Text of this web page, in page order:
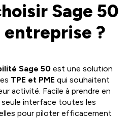
Sage 50
?
Sage 50 est une solution
TPE et PME qui souhaitent
activité. Facile à prendre en
seule interface toutes les
pour piloter efficacement